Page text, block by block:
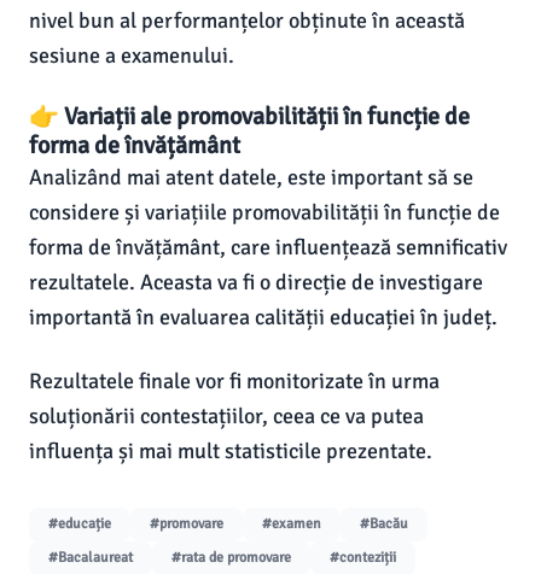
nivel bun al performanțelor obținute în această
sesiune a examenului.
👉 Variații ale promovabilității în funcție de
forma de învățământ
Analizând mai atent datele, este important să se
considere și variațiile promovabilității în funcție de
forma de învățământ, care influențează semnificativ
rezultatele. Aceasta va fi o direcție de investigare
importantă în evaluarea calității educației în județ.
Rezultatele finale vor fi monitorizate în urma
soluționării contestațiilor, ceea ce va putea
influența și mai mult statisticile prezentate.
#educație #promovare #examen
#Bacău
#Bacalaureat
#rata de promovare #conteziții